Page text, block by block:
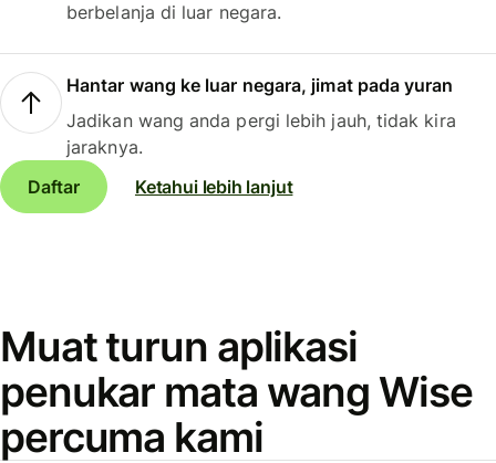
berbelanja di luar negara.
Hantar wang ke luar negara, jimat pada yuran
Jadikan wang anda pergi lebih jauh, tidak kira
jaraknya.
Daftar
Ketahui lebih lanjut
Muat turun aplikasi
penukar mata wang Wise
percuma kami